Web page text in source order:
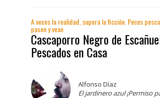
A veces la realidad, supera la ficción. Peces
pasen y vean
Cascaporro Negro de
Pescados en Casa
Alfonso Díaz
El jardinero azul ¡Permiso